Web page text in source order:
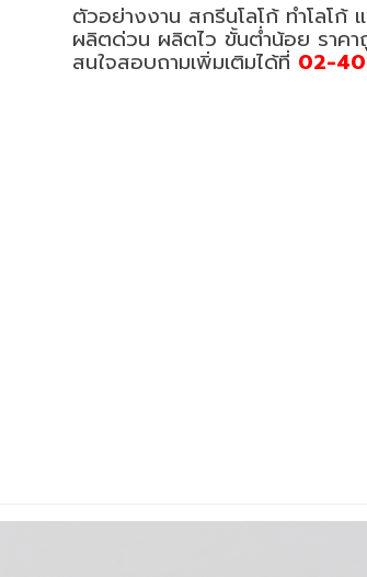
ตัวอย่างงาน สกรีนโลโก้ ทำโลโก้
ผลิตด่วน ผลิตไว ขั้นต่ำน้อย ราคา
สนใจสอบถามเพิ่มเติมได้ที่ 02-